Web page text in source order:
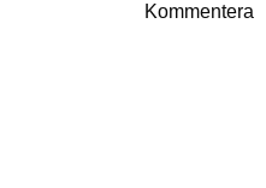
Kommentera